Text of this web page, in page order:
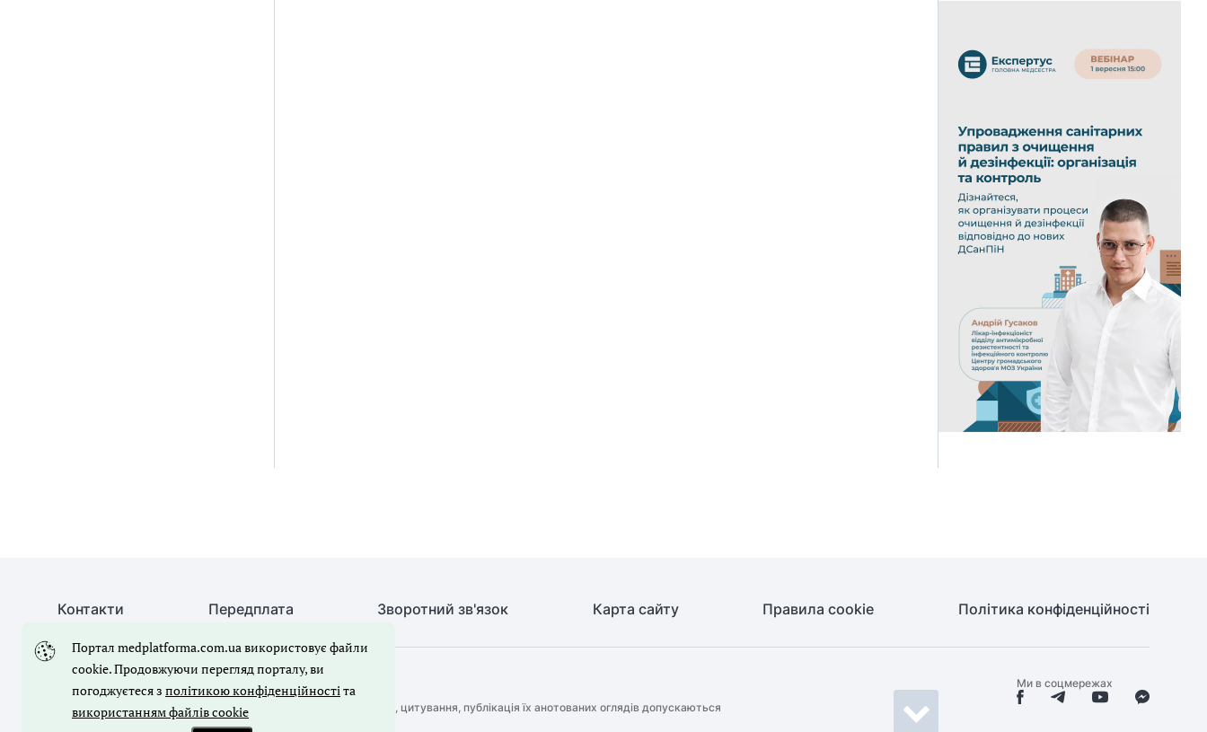
Контакти Передплата Зворотний зв'язок Карта сайту Правила cookie Політика конфіденційності
© Медична справа, 2026. Усі права захищено
Повне або часткове копіювання будь-яких матеріалів порталу, цитування, публікація їх анотованих оглядів допускаються
лише з письмового дозволу редакції порталу.
Ми в соцмережах
Портал medplatforma.com.ua використовує файли
cookie. Продовжуючи перегляд порталу, ви
погоджуєтеся з політикою конфіденційностіта
використанням файлів cookie